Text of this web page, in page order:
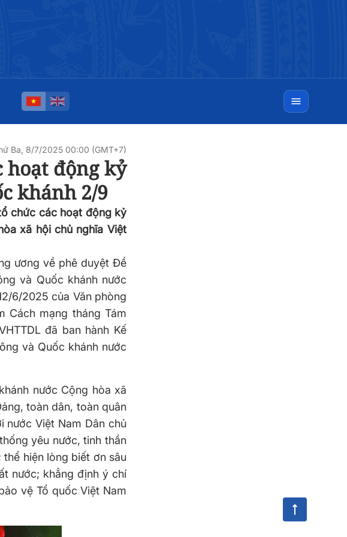
Ba, 8/7/2025 00:00 (GMT+7)
hoạt động kỷ
khánh 2/9
chức các hoạt động kỷ
xã hội chủ nghĩa Việt
ương về phê duyệt Đề
và Quốc khánh nước
6/2025 của Văn phòng
Cách mạng tháng Tám
đã ban hành Kế
và Quốc khánh nước
nước Cộng hòa xã
toàn dân, toàn quân
nước Việt Nam Dân chủ
yêu nước, tinh thần
hiện lòng biết ơn sâu
nước; khẳng định ý chí
vệ Tổ quốc Việt Nam